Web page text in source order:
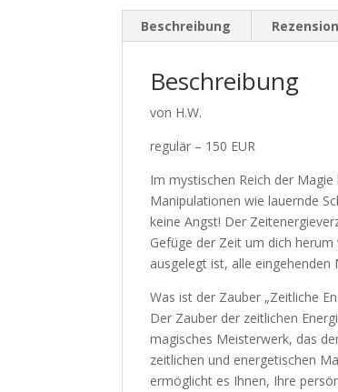
Beschreibung
Beschreibung
von H.W.
regulär – 150 EUR
Im mystischen Reich der
Manipulationen wie lauernde
keine Angst! Der
Gefüge der Zeit um dich
ausgelegt ist, alle
Was ist der Zauber „Zeitliche
Der Zauber der zeitlichen
magisches Meisterwerk, das
zeitlichen und energetischen
ermöglicht es Ihnen, Ihre